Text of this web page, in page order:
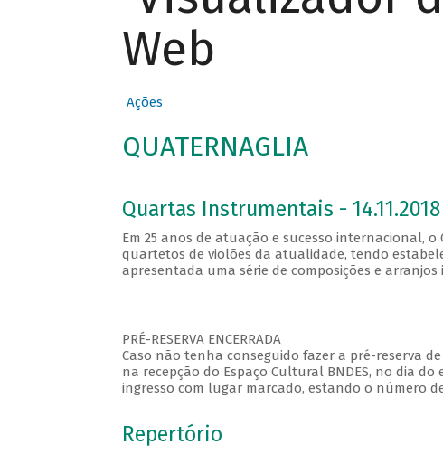
Web
Ações
QUATERNAGLIA
Quartas Instrumentais -
Em 25 anos de atuação e sucesso internacional,
quartetos de violões da atualidade, tendo
apresentada uma série de composições e
PRÉ-RESERVA ENCERRADA
Caso não tenha conseguido fazer a pré-reserva
na recepção do Espaço Cultural BNDES, no dia
ingresso com lugar marcado, estando o número
Repertório